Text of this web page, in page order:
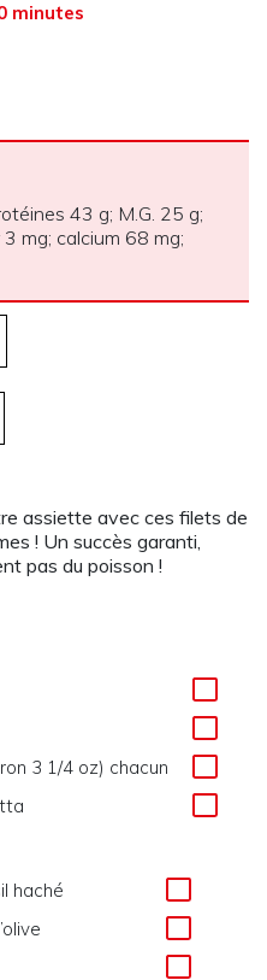
minutes
43 g; M.G. 25 g;
mg; calcium 68 mg;
assiette avec ces filets de
! Un succès garanti,
pas du poisson !
3 1/4 oz) chacun
haché